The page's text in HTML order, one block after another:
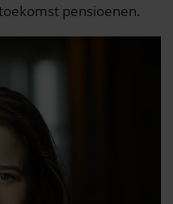
pensioenen.